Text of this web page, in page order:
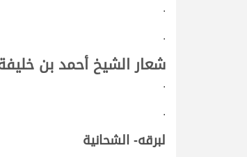
.
.
شعار الشيخ أحمد بن
.
.
لبرقه- الشحانية